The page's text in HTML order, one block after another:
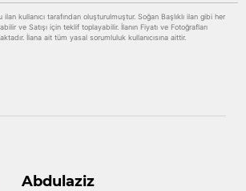
kullanıcı tarafından oluşturulmuştur. Soğan Başlıklı ilan gibi her
ve Satışı için teklif toplayabilir. İlanın Fiyatı ve Fotoğrafları
İlana ait tüm yasal sorumluluk kullanıcısına aittir.
Abdulaziz